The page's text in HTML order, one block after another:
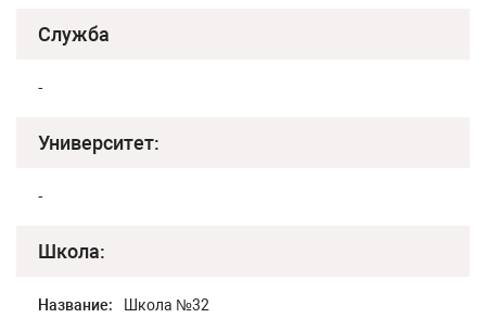
Служба
-
Университет:
-
Школа:
Название:
Школа №32